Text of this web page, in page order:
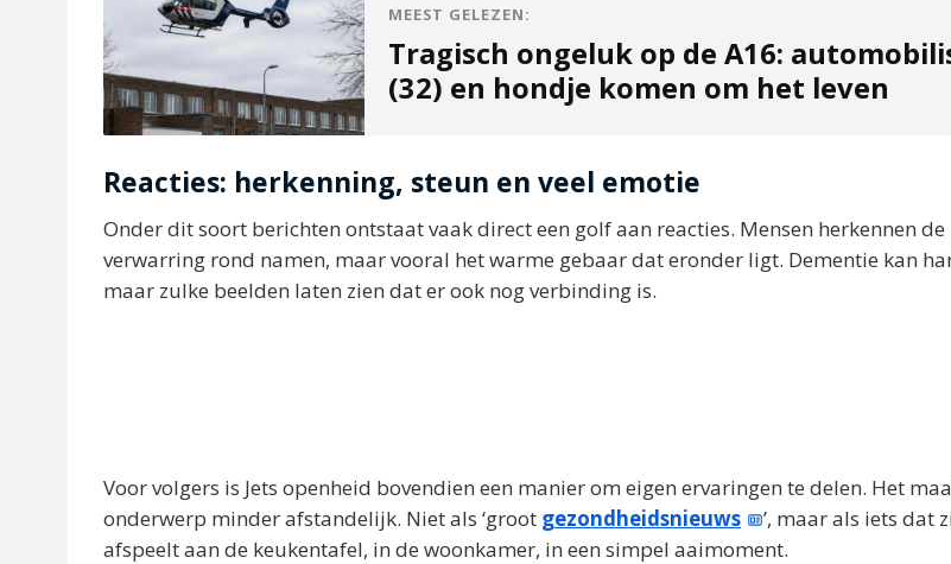
MEEST GELEZEN:
Tragisch ongeluk op de A16:
(32) en hondje komen om het leven
Reacties: herkenning, steun en veel emotie
Onder dit soort berichten ontstaat vaak direct een golf aan reacties. Mensen herkennen de
verwarring rond namen, maar vooral het warme gebaar dat eronder ligt. Dementie kan
maar zulke beelden laten zien dat er ook nog verbinding is.
Voor volgers is Jets openheid bovendien een manier om eigen ervaringen te delen. Het
onderwerp minder afstandelijk. Niet als ‘groot gezondheidsnieuws
’, maar als iets dat
afspeelt aan de keukentafel, in de woonkamer, in een simpel aaimoment.